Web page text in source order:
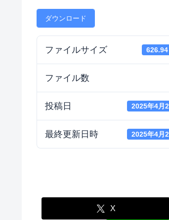
ダウンロード
ファイルサイズ
ファイル数
投稿日 2025年4月
最終更新日時 2025年4月
X